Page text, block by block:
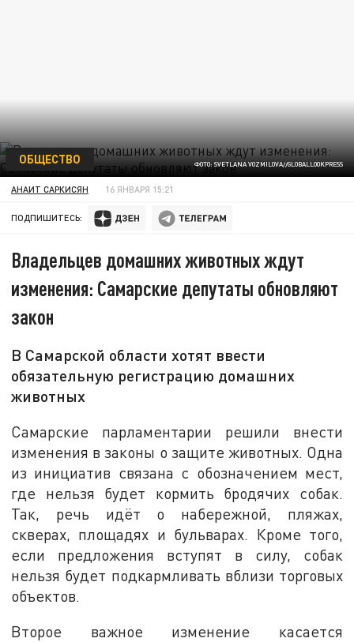
ФОТО: SVETLANA VOZMILOVA//GLOBALLOOKPRESS
ОБЩЕСТВО
АНАИТ САРКИСЯН 16 ЯНВАРЯ 15:21
ПОДПИШИТЕСЬ:
Владельцев домашних животных ждут
изменения: Самарские депутаты обновляют
закон
В Самарской области хотят ввести
обязательную регистрацию домашних
животных
Самарские парламентарии решили внести
изменения в законы о защите животных. Одна
из инициатив связана с обозначением мест,
где нельзя будет кормить бродячих собак.
Так, речь идёт о набережной, пляжах,
скверах, площадях и бульварах. Кроме того,
если предложения вступят в силу, собак
нельзя будет подкармливать вблизи торговых
объектов.
Второе важное изменение касается